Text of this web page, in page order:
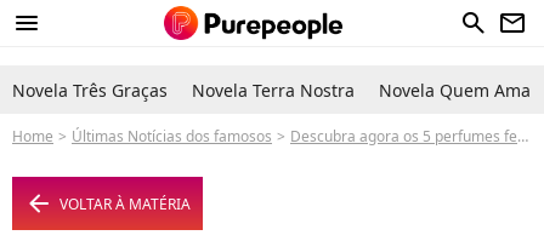
menu search newsletter
Novela Três Graças Novela Terra Nostra Novela Quem Ama
Home Últimas Notícias dos famosos Descubra agora os 5 perfumes femininos mais vendidos de 2024: ainda dá tempo de passar o Dia do Perfume cheirosa
arrow_left VOLTAR À MATÉRIA